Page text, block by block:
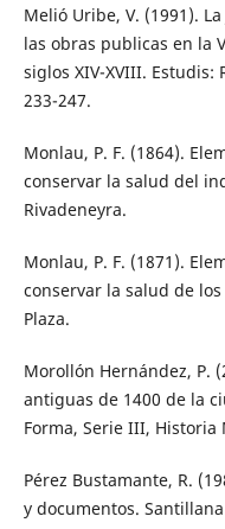
Melió Uribe, V. (1991).
las obras publicas en la
siglos XIV-XVIII.
233-247.
Monlau, P. F. (1864).
conservar la salud del
Rivadeneyra.
Monlau, P. F. (1871).
conservar la salud de
Plaza.
Morollón Hernández, P.
antiguas de 1400 de la
Forma, Serie III, Historia
Pérez Bustamante, R.
y documentos.